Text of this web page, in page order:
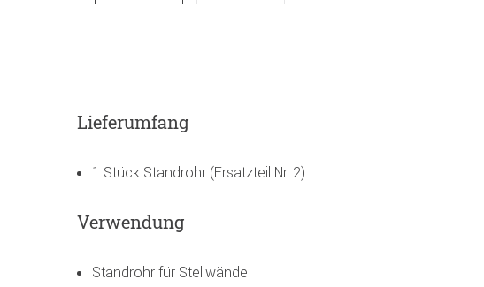
Lieferumfang
1 Stück Standrohr (Ersatzteil Nr. 2)
Verwendung
Standrohr für Stellwände